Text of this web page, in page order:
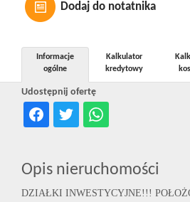
Dodaj do notatnika
Udostępnij ofertę
Informacje
ogólne
Kalkulator
kredytowy
Opis nieruchomości
DZIAŁKI INWESTYCYJNE!!!